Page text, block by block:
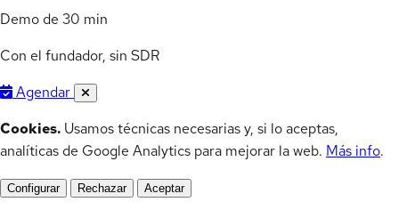
Demo de 30 min
Con el fundador, sin SDR
Agendar
Cookies. Usamos técnicas necesarias y, si lo aceptas,
analíticas de Google Analytics para mejorar la web. Más info.
Configurar Rechazar Aceptar